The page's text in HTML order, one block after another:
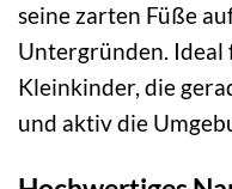
seine zarten Füße
Untergründen. Ideal
Kleinkinder, die
und aktiv die